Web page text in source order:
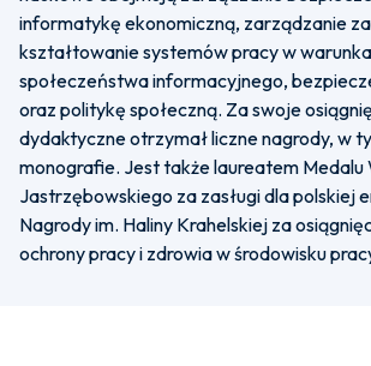
informatykę ekonomiczną, zarządzanie
kształtowanie systemów pracy w
społeczeństwa informacyjnego,
oraz politykę społeczną. Za swoje
dydaktyczne otrzymał liczne nagrody, w
monografie. Jest także laureatem Medalu
Jastrzębowskiego za zasługi dla polskiej
Nagrody im. Haliny Krahelskiej za
ochrony pracy i zdrowia w środowisku